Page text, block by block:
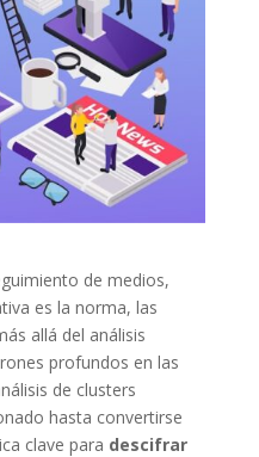
de medios,
es la norma, las
allá del análisis
profundos en las
de clusters
hasta convertirse
clave para descifrar